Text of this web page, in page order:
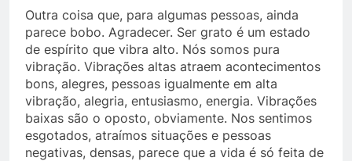
Outra coisa que, para algumas pessoas, ainda
parece bobo. Agradecer. Ser grato é um estado
de espírito que vibra alto. Nós somos pura
vibração. Vibrações altas atraem acontecimentos
bons, alegres, pessoas igualmente em alta
vibração, alegria, entusiasmo, energia. Vibrações
baixas são o oposto, obviamente. Nos sentimos
esgotados, atraímos situações e pessoas
negativas, densas, parece que a vida é só feita de